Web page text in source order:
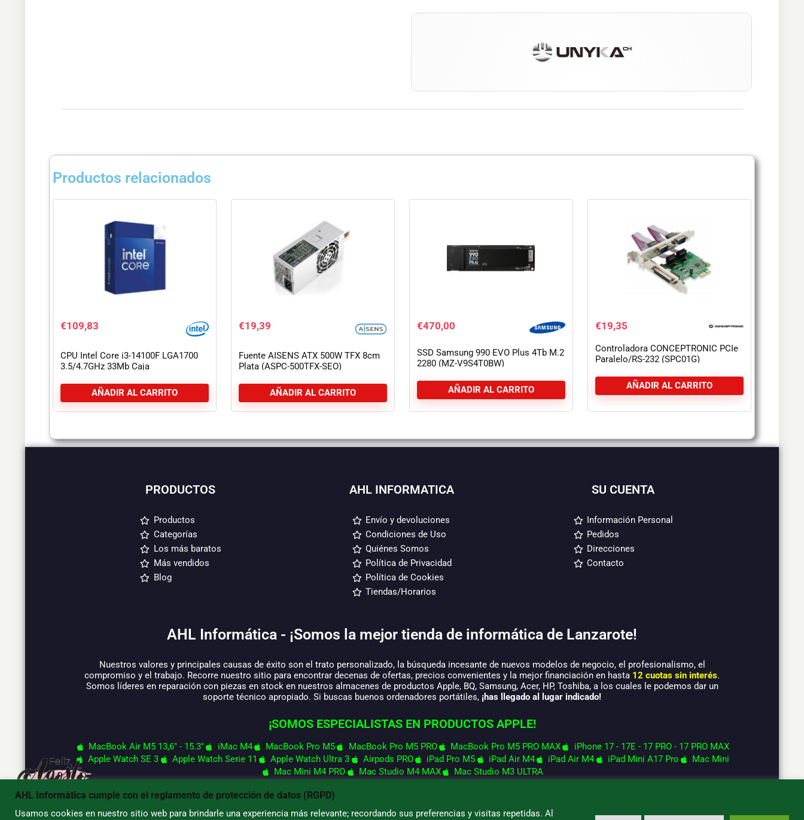
Productos relacionados
€109,83
CPU Intel Core i3-14100F LGA1700
3.5/4.7GHz 33Mb Caja
AÑADIR AL CARRITO
€19,39
Fuente AISENS ATX 500W TFX 8cm
Plata (ASPC-500TFX-SEO)
AÑADIR AL CARRITO
€470,00
SSD Samsung 990 EVO Plus 4Tb M.2
2280 (MZ-V9S4T0BW)
AÑADIR AL CARRITO
€19,35
Controladora CONCEPTRONIC PCIe
Paralelo/RS-232 (SPC01G)
AÑADIR AL CARRITO
PRODUCTOS
Productos
Categorías
Los más baratos
Más vendidos
Blog
AHL INFORMATICA
Envío y devoluciones
Condiciones de Uso
Quiénes Somos
Política de Privacidad
Política de Cookies
Tiendas/Horarios
SU CUENTA
Información Personal
Pedidos
Direcciones
Contacto
AHL Informática - ¡Somos la mejor tienda de informática de Lanzarote!
Nuestros valores y principales causas de éxito son el trato personalizado, la búsqueda incesante de nuevos modelos de negocio, el profesionalismo, el
compromiso y el trabajo. Recorre nuestro sitio para encontrar decenas de ofertas, precios convenientes y la mejor financiación en hasta 12 cuotas sin interés.
Somos líderes en reparación con piezas en stock en nuestros almacenes de productos Apple, BQ, Samsung, Acer, HP, Toshiba, a los cuales le podemos dar un
soporte técnico apropiado. Si buscas buenos ordenadores portátiles, ¡has llegado al lugar indicado!
¡SOMOS ESPECIALISTAS EN PRODUCTOS APPLE!
MacBook Air M5 13,6" - 15.3" iMac M4 MacBook Pro M5 MacBook Pro M5 PRO MacBook Pro M5 PRO MAX
iPhone 17 - 17E - 17 PRO - 17 PRO MAX
Apple Watch SE 3
Apple Watch Serie 11 Apple Watch Ultra 3 Airpods PRO iPad Pro M5 iPad Air M4 iPad Air M4 iPad Mini A17 Pro
Mac Mini
Mac Mini M4 PRO
Mac Studio M4 MAX Mac Studio M3 ULTRA
AHL Informática cumple con el reglamento de protección de datos (RGPD)
Usamos cookies en nuestro sitio web para brindarle una experiencia más relevante; recordando sus preferencias y visitas repetidas. Al